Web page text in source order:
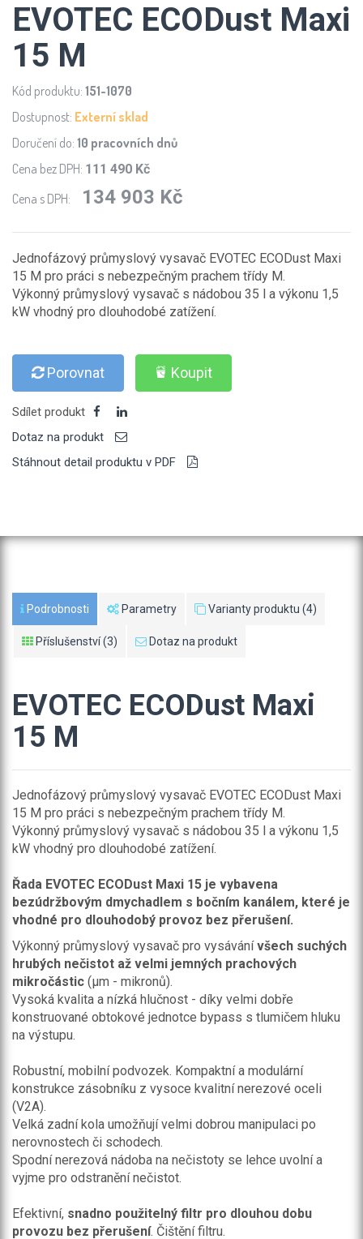
EVOTEC ECODust Maxi
15 M
Kód produktu: 151-1070
Dostupnost: Externí sklad
Doručení do: 10 pracovních dnů
Cena bez DPH: 111 490 Kč
Cena s DPH: 134 903 Kč
Jednofázový průmyslový vysavač EVOTEC ECODust Maxi
15 M pro práci s nebezpečným prachem třídy M.
Výkonný průmyslový vysavač s nádobou 35 l a výkonu 1,5
kW vhodný pro dlouhodobé zatížení.
Porovnat Koupit
Sdílet produkt
Dotaz na produkt
Stáhnout detail produktu v PDF
Podrobnosti Parametry Varianty produktu (4)
Příslušenství (3) Dotaz na produkt
EVOTEC ECODust Maxi
15 M
Jednofázový průmyslový vysavač EVOTEC ECODust Maxi
15 M pro práci s nebezpečným prachem třídy M.
Výkonný průmyslový vysavač s nádobou 35 l a výkonu 1,5
kW vhodný pro dlouhodobé zatížení.
Řada EVOTEC ECODust Maxi 15 je vybavena
bezúdržbovým dmychadlem s bočním kanálem, které je
vhodné pro dlouhodobý provoz bez přerušení.
Výkonný průmyslový vysavač pro vysávánívšech suchých
hrubých nečistot až velmi jemných prachových
mikročástic (μm - mikronů).
Vysoká kvalita a nízká hlučnost - díky velmi dobře
konstruované obtokové jednotce bypass s tlumičem hluku
na výstupu.
Robustní, mobilní podvozek. Kompaktní a modulární
konstrukce zásobníku z vysoce kvalitní nerezové oceli
(V2A).
Velká zadní kola umožňují velmi dobrou manipulaci po
nerovnostech či schodech.
Spodní nerezová nádoba na nečistoty se lehce uvolní a
vyjme pro odstranění nečistot.
Efektivní, snadno použitelný filtr pro dlouhou dobu
provozu bez přerušení. Čištění filtru.